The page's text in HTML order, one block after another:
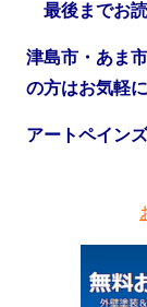
最後までお
津島市・あま
の方はお気軽
アートペイン